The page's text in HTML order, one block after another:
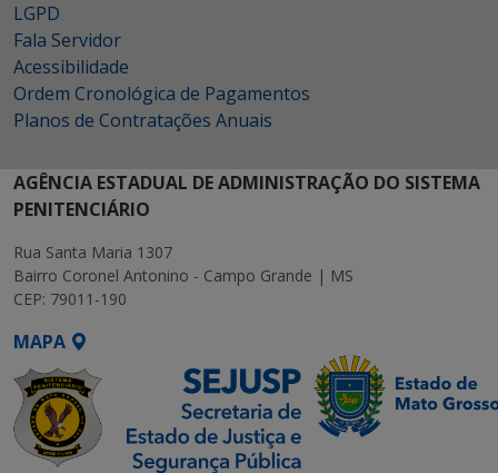
LGPD
Fala Servidor
Acessibilidade
Ordem Cronológica de Pagamentos
Planos de Contratações Anuais
AGÊNCIA ESTADUAL DE ADMINISTRAÇÃO DO SISTEMA
PENITENCIÁRIO
Rua Santa Maria 1307
Bairro Coronel Antonino - Campo Grande | MS
CEP: 79011-190
MAPA